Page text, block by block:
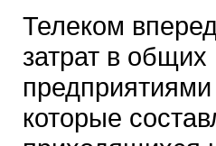
Телеком
затрат в
которые